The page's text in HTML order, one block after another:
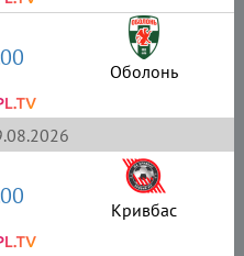
Оболонь
Кривбас